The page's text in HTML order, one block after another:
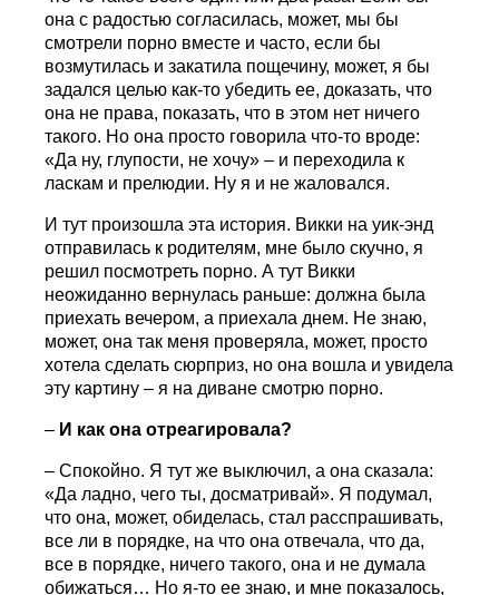
она с радостью согласилась, может, мы бы
смотрели порно вместе и часто, если бы
возмутилась и закатила пощечину, может, я бы
задался целью как-то убедить ее, доказать, что
она не права, показать, что в этом нет ничего
такого. Но она просто говорила что-то вроде:
«Да ну, глупости, не хочу» – и переходила к
ласкам и прелюдии. Ну я и не жаловался.
И тут произошла эта история. Викки на уик-энд
отправилась к родителям, мне было скучно, я
решил посмотреть порно. А тут Викки
неожиданно вернулась раньше: должна была
приехать вечером, а приехала днем. Не знаю,
может, она так меня проверяла, может, просто
хотела сделать сюрприз, но она вошла и увидела
эту картину – я на диване смотрю порно.
– И как она отреагировала?
– Спокойно. Я тут же выключил, а она сказала:
«Да ладно, чего ты, досматривай». Я подумал,
что она, может, обиделась, стал расспрашивать,
все ли в порядке, на что она отвечала, что да,
все в порядке, ничего такого, она и не думала
обижаться… Но я-то ее знаю, и мне показалось,